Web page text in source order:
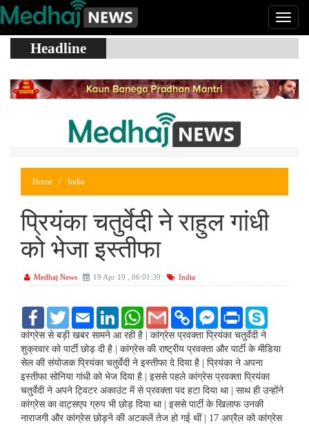
Headline
Home India
प्रियंका चतुर्वेदी ने राहुल गांधी
को भेजा इस्तीफा
Medhaj News 19 Apr 19 , 06:01:39 India
F
c
e
b
o
o
k
T
i
t
t
e
r
E
m
a
i
l
L
n
k
e
d
I
n
W
a
t
s
A
p
G
a
i
l
C
p
y
L
i
n
k
F
c
e
b
o
o
k
M
e
P
i
n
t
p
e
कांग्रेस से बड़ी खबर सामने आ रही है | कांग्रेस प्रवक्‍ता प्रियंका चतुर्वेदी ने
शुक्रवार को पार्टी छोड़ दी है | कांग्रेस की राष्ट्रीय प्रवक्ता और पार्टी के मीडिया
सेल की संयोजक प्रियंका चतुर्वेदी ने इस्तीफा दे दिया है | प्रियंका ने अपना
इस्‍तीफा सोनिया गांधी को भेज दिया है | इससे पहले कांग्रेस प्रवक्‍ता प्रियंका
चतुर्वेदी ने अपने ट्विटर अकाउंट में से प्रवक्‍ता पद हटा दिया था | साथ ही उन्‍होंने
कांग्रेस का वाट्सएप ग्रुप भी छोड़ दिया था | इससे पार्टी के खिलाफ उनकी
नाराजगी और कांग्रेस छोड़ने की अटकलें तेज हो गई थीं | 17 अप्रैल को कांग्रेस